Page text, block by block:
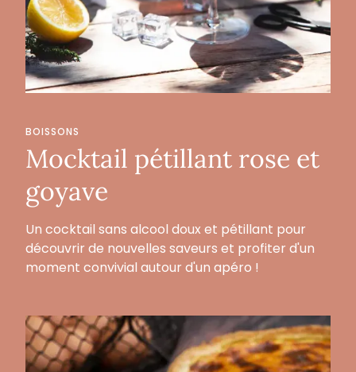
BOISSONS
Mocktail pétillant rose et
goyave
Un cocktail sans alcool doux et pétillant pour
découvrir de nouvelles saveurs et profiter d'un
moment convivial autour d'un apéro !